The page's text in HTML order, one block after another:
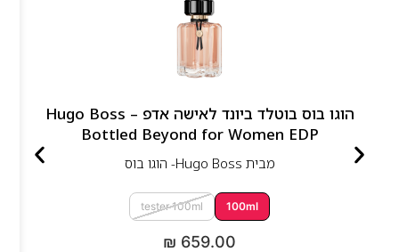
הוגו בוס בוטלד ביונד לאישה אדפ – Hugo Boss
Bottled Beyond for Women EDP
מבית Hugo Boss- הוגו בוס
100ml
tester 100ml
₪ 659.00